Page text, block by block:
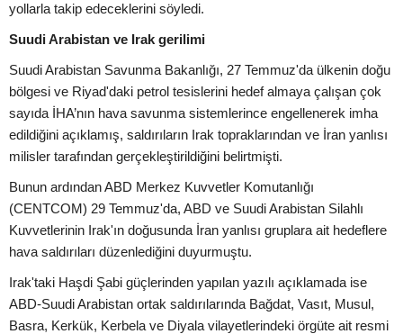
yollarla takip edeceklerini söyledi.
Suudi Arabistan ve Irak gerilimi
Suudi Arabistan Savunma Bakanlığı, 27 Temmuz'da ülkenin doğu
bölgesi ve Riyad'daki petrol tesislerini hedef almaya çalışan çok
sayıda İHA’nın hava savunma sistemlerince engellenerek imha
edildiğini açıklamış, saldırıların Irak topraklarından ve İran yanlısı
milisler tarafından gerçekleştirildiğini belirtmişti.
Bunun ardından ABD Merkez Kuvvetler Komutanlığı
(CENTCOM) 29 Temmuz'da, ABD ve Suudi Arabistan Silahlı
Kuvvetlerinin Irak'ın doğusunda İran yanlısı gruplara ait hedeflere
hava saldırıları düzenlediğini duyurmuştu.
Irak'taki Haşdi Şabi güçlerinden yapılan yazılı açıklamada ise
ABD-Suudi Arabistan ortak saldırılarında Bağdat, Vasıt, Musul,
Basra, Kerkük, Kerbela ve Diyala vilayetlerindeki örgüte ait resmi